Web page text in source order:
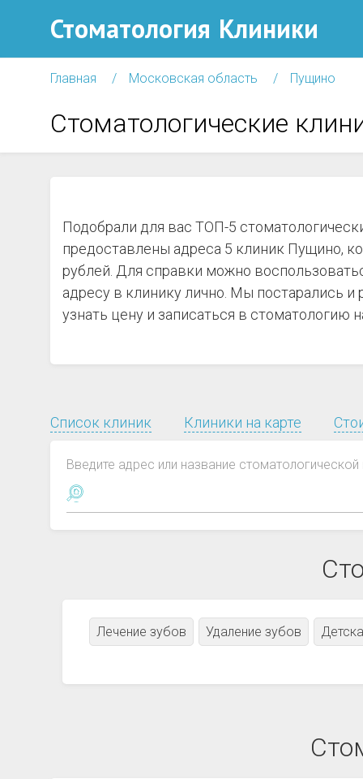
Стоматология Клиники
Главная Московская область Пущино
Стоматологические
Подобрали для вас ТОП-5
предоставлены адреса 5 клиник Пущино,
рублей. Для справки можно
адресу в клинику лично. Мы постарались
узнать цену и записаться в стоматологию
Список клиник Клиники на карте
Введите адрес или название стоматологической
Лечение зубов Удаление зубов